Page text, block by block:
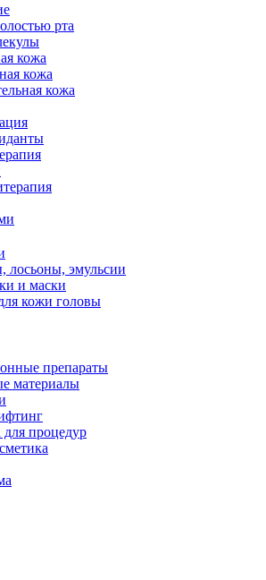
рта
кожа
кожа
кожа
лосьоны, эмульсии
и маски
кожи головы
препараты
материалы
для процедур